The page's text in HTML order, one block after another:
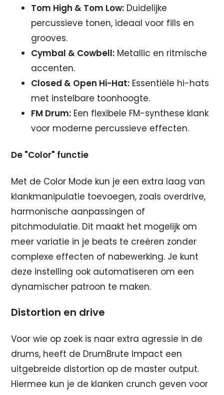
Tom High & Tom Low: Duidelijke
percussieve tonen, ideaal voor fills en
grooves.
Cymbal & Cowbell: Metallic en ritmische
accenten.
Closed & Open Hi-Hat: Essentiële hi-hats
met instelbare toonhoogte.
FM Drum: Een flexibele FM-synthese klank
voor moderne percussieve effecten.
De "Color" functie
Met de Color Mode kun je een extra laag van
klankmanipulatie toevoegen, zoals overdrive,
harmonische aanpassingen of
pitchmodulatie. Dit maakt het mogelijk om
meer variatie in je beats te creëren zonder
complexe effecten of nabewerking. Je kunt
deze instelling ook automatiseren om een
dynamischer patroon te maken.
Distortion en drive
Voor wie op zoek is naar extra agressie in de
drums, heeft de DrumBrute Impact een
uitgebreide distortion op de master output.
Hiermee kun je de klanken crunch geven voor